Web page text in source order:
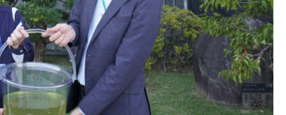
病院
市議会
市立総合医療センター
患者サポートセンター